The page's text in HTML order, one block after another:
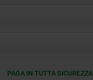
PAGA IN TUTTA SICUREZZA